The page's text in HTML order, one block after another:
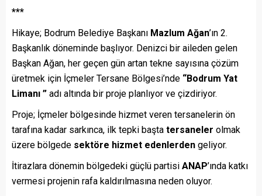
***
Hikaye; Bodrum Belediye Başkanı Mazlum Ağan’ın 2.
Başkanlık döneminde başlıyor. Denizci bir aileden gelen
Başkan Ağan, her geçen gün artan tekne sayısına çözüm
üretmek için İçmeler Tersane Bölgesi’nde “Bodrum Yat
Limanı ” adı altında bir proje planlıyor ve çizdiriyor.
Proje; İçmeler bölgesinde hizmet veren tersanelerin ön
tarafına kadar sarkınca, ilk tepki başta tersaneler olmak
üzere bölgede sektöre hizmet edenlerden geliyor.
İtirazlara dönemin bölgedeki güçlü partisi ANAP’ında katkı
vermesi projenin rafa kaldırılmasına neden oluyor.